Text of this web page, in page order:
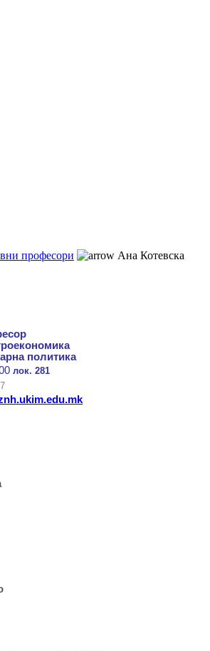
професори
Ана Котевска
политика
лок. 281